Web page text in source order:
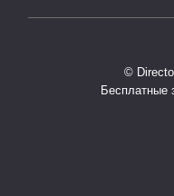
©
Бесплатные